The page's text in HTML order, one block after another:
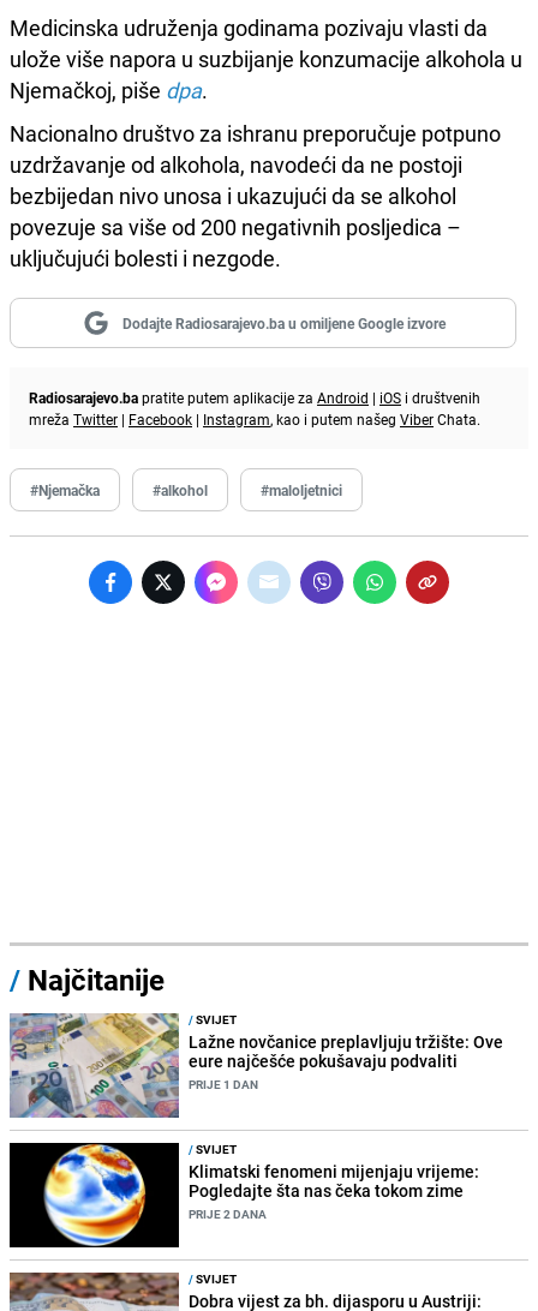
Medicinska udruženja godinama pozivaju vlasti da
ulože više napora u suzbijanje konzumacije alkohola u
Njemačkoj, piše dpa.
Nacionalno društvo za ishranu preporučuje potpuno
uzdržavanje od alkohola, navodeći da ne postoji
bezbijedan nivo unosa i ukazujući da se alkohol
povezuje sa više od 200 negativnih posljedica –
uključujući bolesti i nezgode.
Dodajte Radiosarajevo.ba u omiljene Google izvore
Radiosarajevo.bapratite putem aplikacije za Android | iOS i društvenih
mreža Twitter | Facebook | Instagram, kao i putem našeg ViberChata.
#Njemačka #alkohol #maloljetnici
/ Najčitanije
/SVIJET
Lažne novčanice preplavljuju tržište: Ove
eure najčešće pokušavaju podvaliti
PRIJE 1 DAN
/SVIJET
Klimatski fenomeni mijenjaju vrijeme:
Pogledajte šta nas čeka tokom zime
PRIJE 2 DANA
/SVIJET
Dobra vijest za bh. dijasporu u Austriji: